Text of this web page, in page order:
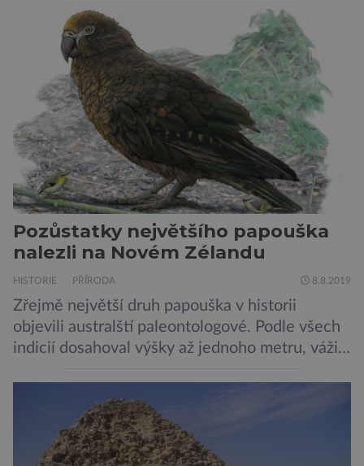
prachu, vodíku, hélia a malého množství těžších
chemických prvků. Celá oblast je místem zrodu
nových hvězd. Mimořádné rozlišení tohoto
záběru pořízeného pomocí přehlídkového
teleskopu ESO/VST odhaluje detaily
jednotlivých astronomických objektů, […]
Pozůstatky největšího papouška
nalezli na Novém Zélandu
HISTORIE PŘÍRODA 8.8.2019
Zřejmě největší druh papouška v historii
objevili australští paleontologové. Podle všech
indicií dosahoval výšky až jednoho metru, vážil
pojmenování Heracles inexpectatus a doba
jeho života je datována přibližně před 19
miliony lety. „Nový Zéland je dobře známý